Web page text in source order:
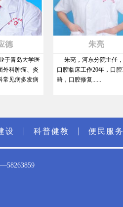
岛大学医
肿瘤、炎
病多发病
朱亮
朱亮，河东分院主任，从事
口腔临床工作20年，口腔正
畸，口腔修复......
设 科普健教 便民服务